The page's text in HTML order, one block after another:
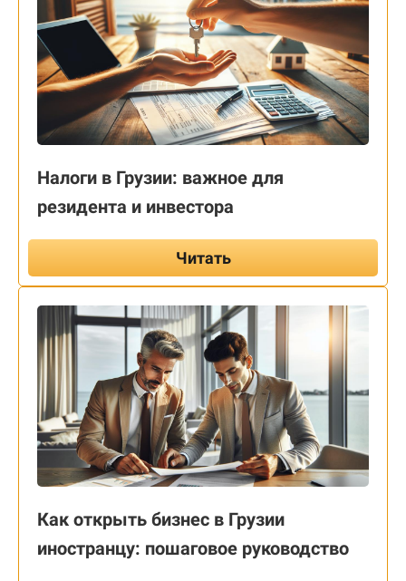
Налоги в Грузии: важное для
резидента и инвестора
Читать
Как открыть бизнес в Грузии
иностранцу: пошаговое руководство